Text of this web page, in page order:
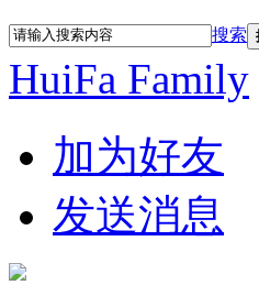
搜索
HuiFa Family
加为好友
发送消息